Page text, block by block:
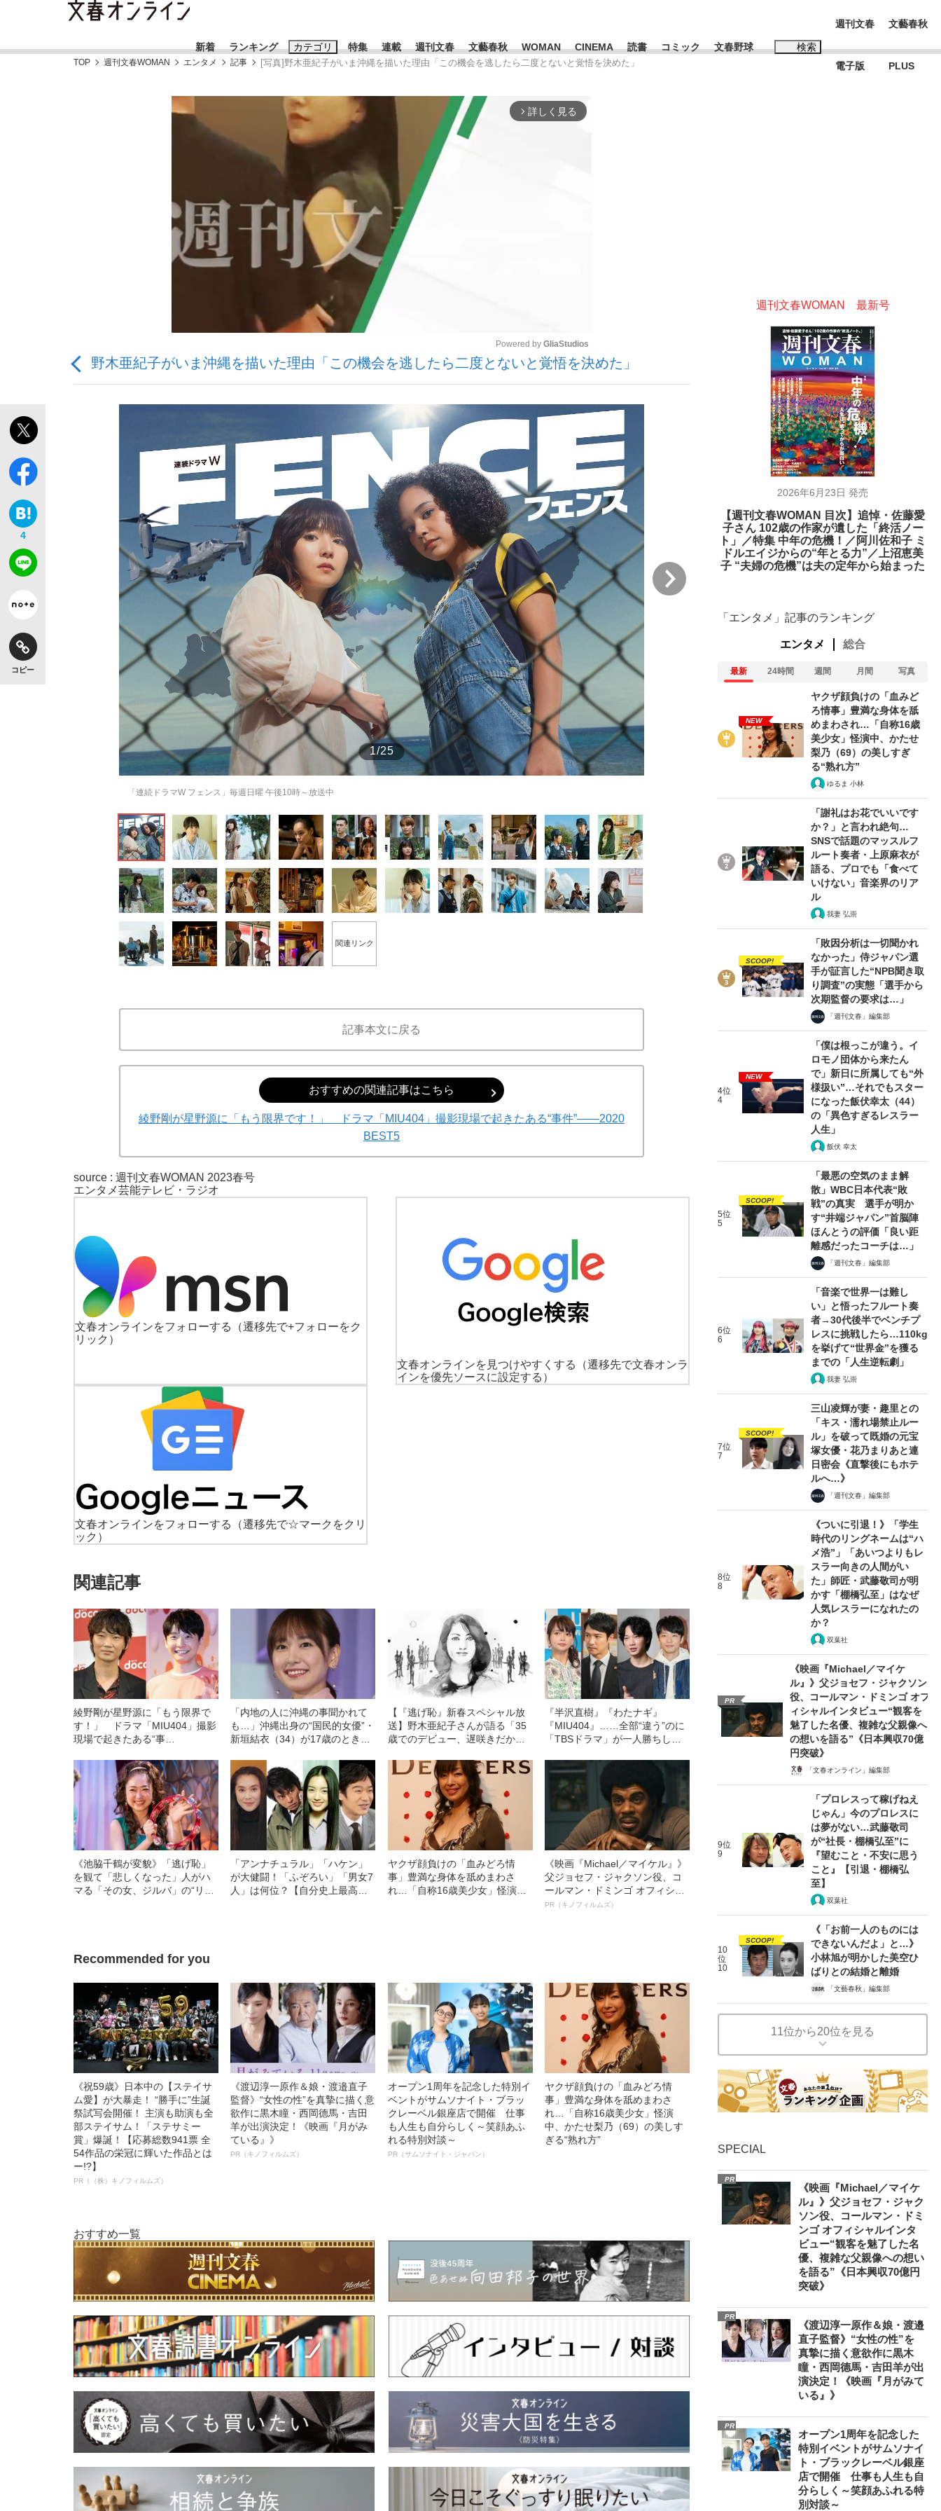
新着 ランキング カテゴリ
「90%は失敗する。でも…」本田圭佑が初めて明かした日本代表監督に...
「敗因分析は一切聞かれなかった」侍ジャパン選手が証言した“NPB聞... 「クマが悪者扱いされているのが悲しい」『北の国から』倉本聰氏（91...
「目標達成できなかったからと言って…」サッカー日本代表・森保一監督...
もっと見る
特集
終戦から81年
いまさら聞けない資産運用のすべて
the Style
もっと見る
連載 週刊文春 文藝春秋 WOMAN CINEMA 読書 コミック 文春野球 検索
おすすめのキーワードタグ一覧
#藤田晋 #三山凌輝 #高市早苗 #後藤真希
#亀和田武
週刊文春
電子版
文藝春秋
PLUS
TOP 週刊文春WOMAN エンタメ 記事 [写真]野木亜紀子がいま沖縄を描いた理由「この機会を逃したら二度とないと覚悟を決めた」
arrow_forward_ios 詳しく見る
Mute
Powered by GliaStudios
野木亜紀子がいま沖縄を描いた理由「この機会を逃したら二度とないと覚悟を決めた」
4
コピー
1/25
「連続ドラマW フェンス」毎週日曜 午後10時～放送中
2/25
関連リンク
記事本文に戻る
おすすめの関連記事はこちら
綾野剛が星野源に「もう限界です！」 ドラマ「MIU404」撮影現場で起きたある“事件”――2020
BEST5
source : 週刊文春WOMAN 2023春号
エンタメ芸能テレビ・ラジオ
文春オンラインをフォローする
（遷移先で+フォローをク
リック）
文春オンラインを見つけやすくする
（遷移先で文春オンラ
インを優先ソースに設定する）
文春オンラインをフォローする
（遷移先で☆マークをクリ
ック）
関連記事
綾野剛が星野源に「もう限界で
す！」 ドラマ「MIU404」撮影
現場で起きたある“事
「内地の人に沖縄の事聞かれて
も…」沖縄出身の“国民的女優”・
新垣結衣（34）が17歳のときに
【『逃げ恥』新春スペシャル放
送】野木亜紀子さんが語る「35
歳でのデビュー、遅咲きだから
『半沢直樹』『わたナギ』
『MIU404』……全部“違う”のに
「TBSドラマ」が一人勝ちして
《池脇千鶴が変貌》「逃げ恥」
を観て「悲しくなった」人がハ
マる「その女、ジルバ」の“リア
「アンナチュラル」「ハケン」
が大健闘！「ふぞろい」「男女7
人」は何位？【自分史上最高ド
ヤクザ顔負けの「血みどろ情
事」豊満な身体を舐めまわさ
れ…「自称16歳美少女」怪演
《映画『Michael／マイケル』》
父ジョセフ・ジャクソン役、コ
ールマン・ドミンゴ オフィシャ
ルインタビュー“観客を魅了した
PR（キノフィルムズ）
Recommended for you
《祝59歳》日本中の【ステイサ
ム愛】が大暴走！ “勝手に”生誕
祭試写会開催！ 主演も助演も全
部ステイサム！「ステサミー
賞」爆誕！【応募総数941票 全
54作品の栄冠に輝いた作品とは
ー!?】
PR（（株）キノフィルムズ）
《渡辺淳一原作＆娘・渡邉直子
監督》“女性の性”を真摯に描く意
欲作に黒木瞳・西岡德馬・吉田
羊が出演決定！《映画『月がみ
ている』》
PR（キノフィルムズ）
オープン1周年を記念した特別イ
ベントがサムソナイト・ブラッ
クレーベル銀座店で開催 仕事
も人生も自分らしく～笑顔あふ
れる特別対談～
PR（サムソナイト・ジャパン）
ヤクザ顔負けの「血みどろ情
事」豊満な身体を舐めまわさ
れ…「自称16歳美少女」怪演
中、かたせ梨乃（69）の美しす
ぎる“熟れ方”
おすすめ一覧
週刊文春WOMAN 最新号
2026年6月23日 発売
【週刊文春WOMAN 目次】追悼・佐藤愛
子さん 102歳の作家が遺した「終活ノー
ト」／特集 中年の危機！／阿川佐和子 ミ
ドルエイジからの“年とる力”／上沼恵美
子 “夫婦の危機”は夫の定年から始まった
「エンタメ」記事のランキング
エンタメ 総合
最新 24時間 週間 月間 写真
NEW
ヤクザ顔負けの「血みど
ろ情事」豊満な身体を舐
めまわされ…「自称16歳
美少女」怪演中、かたせ
梨乃（69）の美しすぎ
る“熟れ方”
ゆるま 小林
「謝礼はお花でいいです
か？」と言われ絶句…
SNSで話題のマッスルフ
ルート奏者・上原麻衣が
語る、プロでも「食べて
いけない」音楽界のリア
ル
我妻 弘崇
SCOOP!
「敗因分析は一切聞かれ
なかった」侍ジャパン選
手が証言した“NPB聞き取
り調査”の実態「選手から
次期監督の要求は…」
「週刊文春」編集部
4位
4
NEW
「僕は根っこが違う。イ
ロモノ団体から来たん
で」新日に所属しても“外
様扱い”…それでもスター
になった飯伏幸太（44）
の「異色すぎるレスラー
人生」
飯伏 幸太
5位
5
SCOOP!
「最悪の空気のまま解
散」WBC日本代表“敗
戦”の真実 選手が明か
す“井端ジャパン”首脳陣
ほんとうの評価「良い距
離感だったコーチは…」
「週刊文春」編集部
6位
6
「音楽で世界一は難し
い」と悟ったフルート奏
者→30代後半でベンチプ
レスに挑戦したら…110kg
を挙げて“世界金”を獲る
までの「人生逆転劇」
我妻 弘崇
7位
7
SCOOP!
三山凌輝が妻・趣里との
「キス・濡れ場禁止ルー
ル」を破って既婚の元宝
塚女優・花乃まりあと連
日密会《直撃後にもホテ
ルへ…》
「週刊文春」編集部
8位
8
《ついに引退！》「学生
時代のリングネームは“ハ
メ浩”」「あいつよりもレ
スラー向きの人間がい
た」師匠・武藤敬司が明
かす「棚橋弘至」はなぜ
人気レスラーになれたの
か？
双葉社
PR
《映画『Michael／マイケ
ル』》父ジョセフ・ジャクソン
役、コールマン・ドミンゴ オフ
ィシャルインタビュー“観客を
魅了した名優、複雑な父親像へ
の想いを語る”《日本興収70億
円突破》
「文春オンライン」編集部
9位
9
「プロレスって稼げねえ
じゃん」今のプロレスに
は夢がない…武藤敬司
が“社長・棚橋弘至”に
『望むこと・不安に思う
こと』【引退・棚橋弘
至】
双葉社
10
位
10
SCOOP!
《「お前一人のものには
できないんだよ」と…》
小林旭が明かした美空ひ
ばりとの結婚と離婚
「文藝春秋」編集部
11位から20位を見る
SPECIAL
PR
《映画『Michael／マイケ
ル』》父ジョセフ・ジャク
ソン役、コールマン・ドミ
ンゴ オフィシャルインタ
ビュー“観客を魅了した名
優、複雑な父親像への想い
を語る”《日本興収70億円
突破》
PR
《渡辺淳一原作＆娘・渡邉
直子監督》“女性の性”を
真摯に描く意欲作に黒木
瞳・西岡德馬・吉田羊が出
演決定！《映画『月がみて
いる』》
PR
オープン1周年を記念した
特別イベントがサムソナイ
ト・ブラックレーベル銀座
店で開催 仕事も人生も自
分らしく～笑顔あふれる特
別対談～